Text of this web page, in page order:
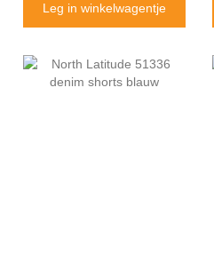
Leg in winkelwagentje